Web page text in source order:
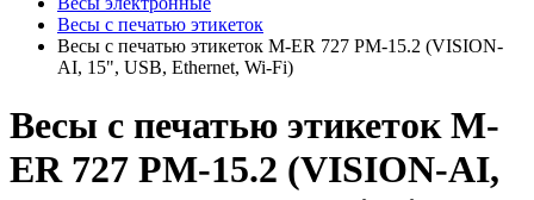
Весы с печатью этикеток
Весы с печатью этикеток M-ER 727 PM-15.2 (VISION-
AI, 15", USB, Ethernet, Wi-Fi)
Весы с печатью этикеток M-
ER 727 PM-15.2 (VISION-AI,